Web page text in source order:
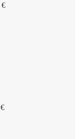
€
€